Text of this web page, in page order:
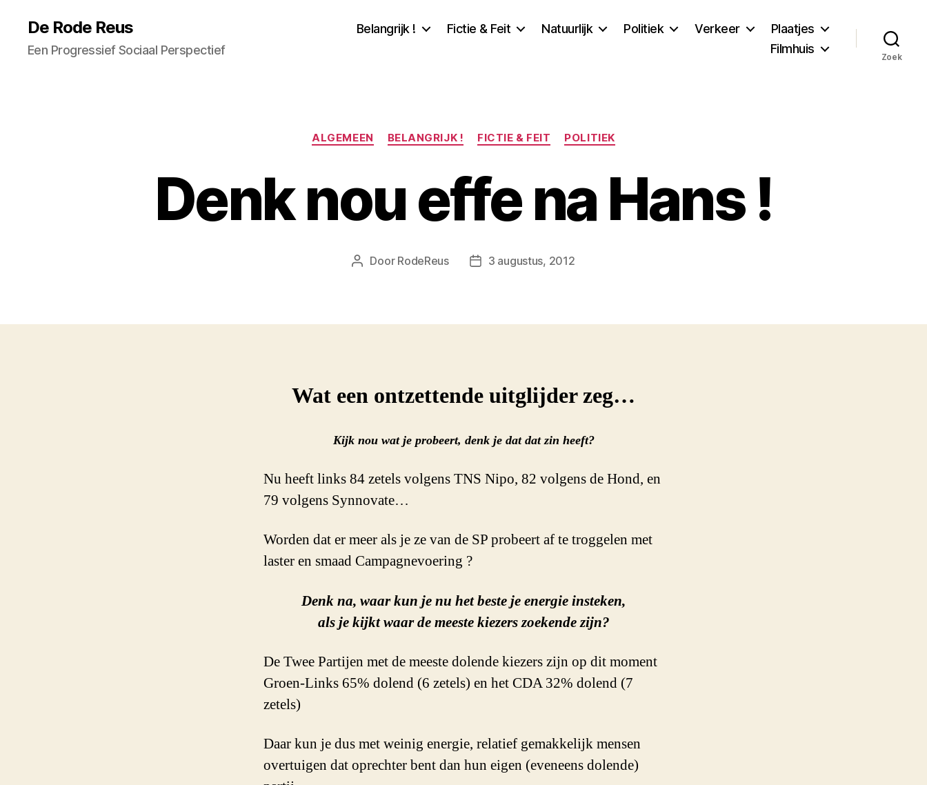
De Rode Reus
Een Progressief Sociaal Perspectief
Belangrijk ! Fictie & Feit Natuurlijk Politiek Verkeer
Plaatjes
Filmhuis
Zoek
Categorieën
ALGEMEEN BELANGRIJK ! FICTIE & FEIT POLITIEK
Denk nou effe na Hans !
Berichtauteur
Door RodeReus Berichtdatum
3 augustus, 2012
Wat een ontzettende uitglijder zeg…
Kijk nou wat je probeert, denk je dat dat zin heeft?
Nu heeft links 84 zetels volgens TNS Nipo, 82 volgens de Hond, en
79 volgens Synnovate…
Worden dat er meer als je ze van de SP probeert af te troggelen met
laster en smaad Campagnevoering ?
Denk na, waar kun je nu het beste je energie insteken,
als je kijkt waar de meeste kiezers zoekende zijn?
De Twee Partijen met de meeste dolende kiezers zijn op dit moment
Groen-Links 65% dolend (6 zetels) en het CDA 32% dolend (7
zetels)
Daar kun je dus met weinig energie, relatief gemakkelijk mensen
overtuigen dat oprechter bent dan hun eigen (eveneens dolende)